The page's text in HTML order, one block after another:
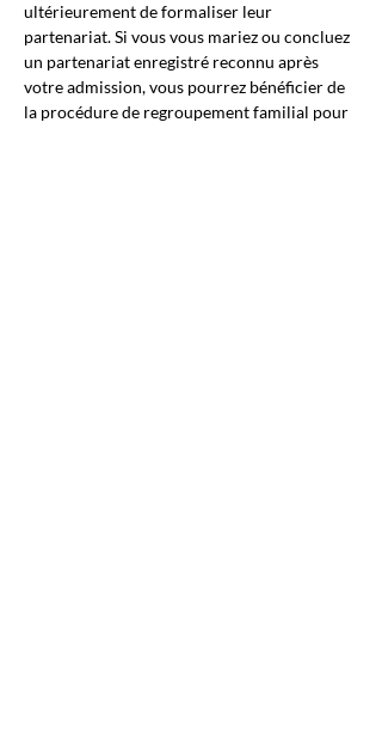
ultérieurement de formaliser leur
partenariat. Si vous vous mariez ou concluez
un partenariat enregistré reconnu après
votre admission, vous pourrez bénéficier de
la procédure de regroupement familial pour